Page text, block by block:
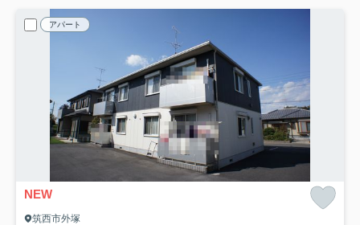
アパート
NEW
筑西市外塚